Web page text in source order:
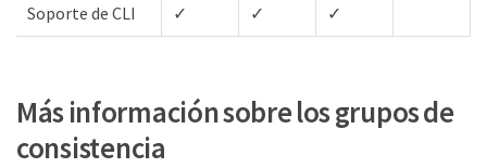
Soporte de CLI ✓ ✓ ✓
Más información sobre los grupos de
consistencia